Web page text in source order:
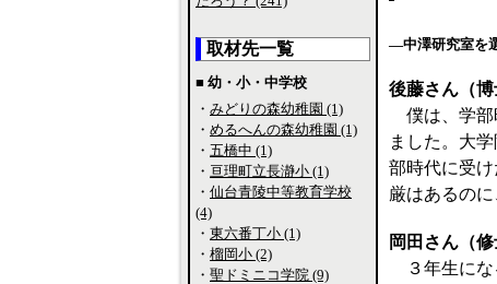
―中澤研究室を
後藤さん（博
僕は、学部
ました。大
部時代に受
厳はあるの
岡田さん（修
３年生にな
取材先一覧
■ 幼・小・中学校
・ みどりの森幼稚園 (1)
・ めるへんの森幼稚園 (1)
・ 五橋中 (1)
・ 亘理町立長瀞小 (1)
・ 仙台青陵中等教育学校
(4)
・ 東六番丁小 (1)
・ 榴岡小 (2)
・ 聖ドミニコ学院 (9)